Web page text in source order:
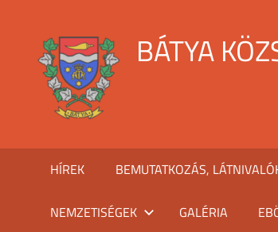
content
BÁTYA
HÍREK BEMUTATKOZÁS,
NEMZETISÉGEK GALÉRIA